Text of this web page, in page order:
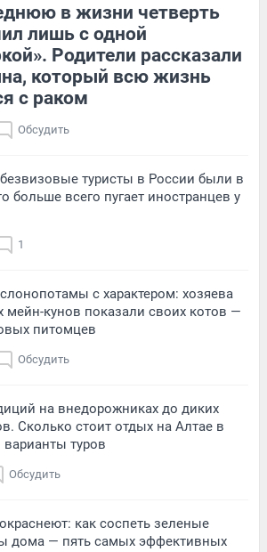
в жизни четверть
лишь с одной
Родители рассказали
который всю жизнь
с раком
Обсудить
туристы в России были в
больше всего пугает иностранцев у
1
с характером: хозяева
мейн-кунов показали своих котов —
питомцев
Обсудить
на внедорожниках до диких
Сколько стоит отдых на Алтае в
варианты туров
Обсудить
как соспеть зеленые
дома — пять самых эффективных